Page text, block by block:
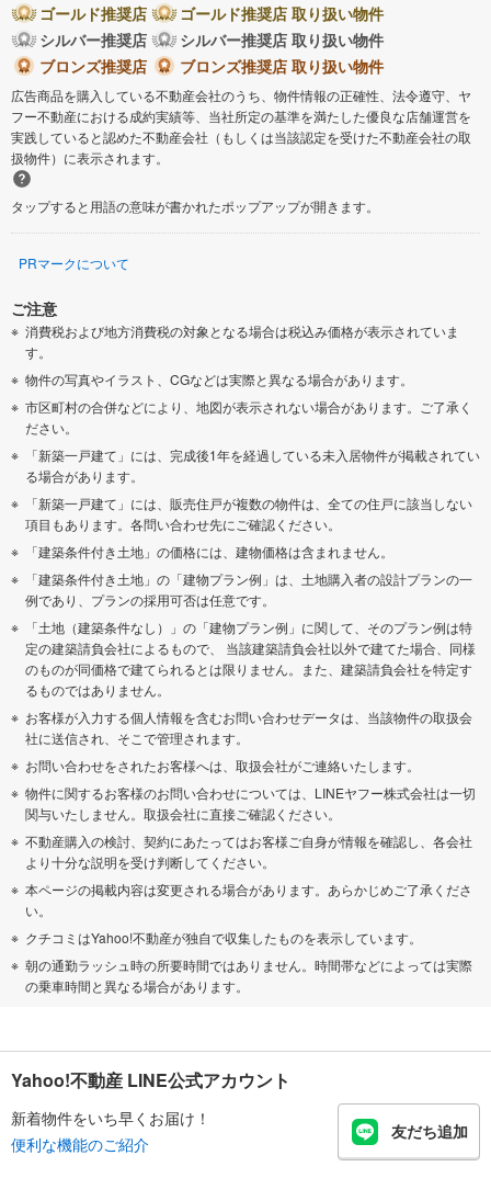
ゴールド推奨店
ゴールド推奨店 取り扱い物件
シルバー推奨店
シルバー推奨店 取り扱い物件
ブロンズ推奨店
ブロンズ推奨店 取り扱い物件
広告商品を購入している不動産会社のうち、物件情報の正確性、法令遵守、ヤ
フー不動産における成約実績等、当社所定の基準を満たした優良な店舗運営を
実践していると認めた不動産会社（もしくは当該認定を受けた不動産会社の取
扱物件）に表示されます。
タップすると用語の意味が書かれたポップアップが開きます。
PRマークについて
ご注意
消費税および地方消費税の対象となる場合は税込み価格が表示されていま
す。
物件の写真やイラスト、CGなどは実際と異なる場合があります。
市区町村の合併などにより、地図が表示されない場合があります。ご了承く
ださい。
「新築一戸建て」には、完成後1年を経過している未入居物件が掲載されてい
る場合があります。
「新築一戸建て」には、販売住戸が複数の物件は、全ての住戸に該当しない
項目もあります。各問い合わせ先にご確認ください。
「建築条件付き土地」の価格には、建物価格は含まれません。
「建築条件付き土地」の「建物プラン例」は、土地購入者の設計プランの一
例であり、プランの採用可否は任意です。
「土地（建築条件なし）」の「建物プラン例」に関して、そのプラン例は特
定の建築請負会社によるもので、 当該建築請負会社以外で建てた場合、同様
のものが同価格で建てられるとは限りません。また、建築請負会社を特定す
るものではありません。
お客様が入力する個人情報を含むお問い合わせデータは、当該物件の取扱会
社に送信され、そこで管理されます。
お問い合わせをされたお客様へは、取扱会社がご連絡いたします。
物件に関するお客様のお問い合わせについては、LINEヤフー株式会社は一切
関与いたしません。取扱会社に直接ご確認ください。
不動産購入の検討、契約にあたってはお客様ご自身が情報を確認し、各会社
より十分な説明を受け判断してください。
本ページの掲載内容は変更される場合があります。あらかじめご了承くださ
い。
クチコミはYahoo!不動産が独自で収集したものを表示しています。
朝の通勤ラッシュ時の所要時間ではありません。時間帯などによっては実際
の乗車時間と異なる場合があります。
Yahoo!不動産 LINE公式アカウント
新着物件をいち早くお届け！
便利な機能のご紹介
友だち追加